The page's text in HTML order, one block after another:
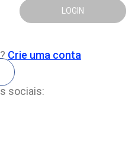
LOGIN
Crie uma conta
sociais: